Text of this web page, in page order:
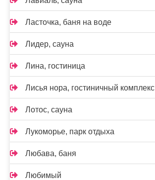
Ласточка, баня на воде
Лидер, сауна
Лина, гостиница
Лисья нора, гостиничный комплекс
Лотос, сауна
Лукоморье, парк отдыха
Любава, баня
Любимый